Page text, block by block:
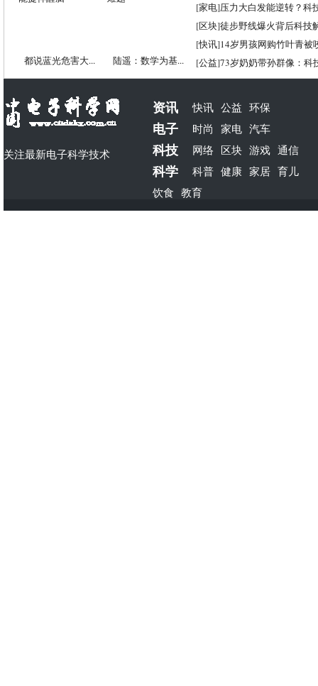
都说蓝光危害大... 陆遥：数学为基...
[家电]压力大白发能逆转？科
[区块]徒步野线爆火背后科技
[快讯]14岁男孩网购竹叶青被
[公益]73岁奶奶带孙群像：科
关注最新电子科学技术
资讯 快讯 公益 环保
电子 时尚 家电 汽车
科技 网络 区块 游戏 通信
科学 科普 健康 家居 育儿
饮食 教育